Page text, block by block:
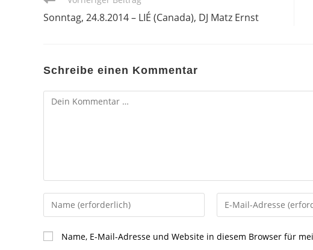
ansehen
Sonntag, 24.8.2014 – LIÉ (Canada), DJ Matz Ernst
Schreibe einen Kommentar
Kommentar
Gib
deinen
Namen
oder
Gib
deine
Name, E-Mail-Adresse und Website in diesem Browser für